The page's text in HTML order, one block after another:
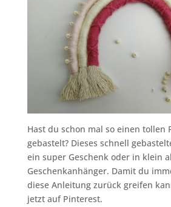
Hast du schon mal so einen tollen
gebastelt? Dieses schnell
ein super Geschenk oder in klein
Geschenkanhänger. Damit du
diese Anleitung zurück greifen
jetzt auf Pinterest.